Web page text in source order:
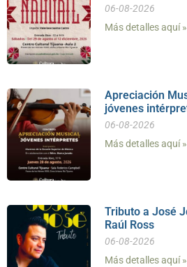
06-08-2026
Más detalles aquí »
Apreciación
jóvenes
06-08-2026
Más detalles aquí »
Tributo a José
Raúl Ross
06-08-2026
Más detalles aquí »